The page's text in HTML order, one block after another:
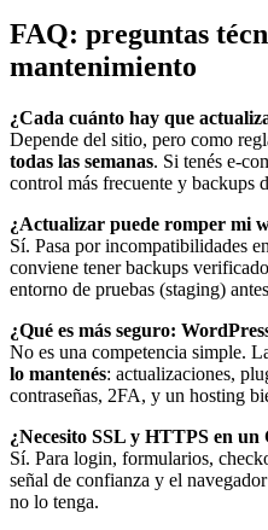
FAQ: preguntas
mantenimiento
¿Cada cuánto hay que
Depende del sitio, pero como
todas las semanas. Si tenés e-
control más frecuente y backups
¿Actualizar puede romper mi
Sí. Pasa por incompatibilidades
conviene tener backups
entorno de pruebas (staging)
¿Qué es más seguro:
No es una competencia simple.
lo mantenés: actualizaciones,
contraseñas, 2FA, y un hosting
¿Necesito SSL y HTTPS en un
Sí. Para login, formularios,
señal de confianza y el
no lo tenga.